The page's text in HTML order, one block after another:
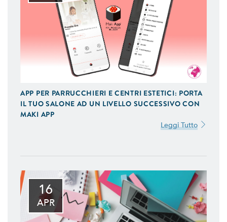
APP PER PARRUCCHIERI E CENTRI ESTETICI: PORTA
IL TUO SALONE AD UN LIVELLO SUCCESSIVO CON
MAKI APP
Leggi Tutto
16
APR